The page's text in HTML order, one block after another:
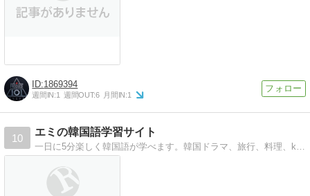
1869394
週間IN:1 週間OUT:6 月間IN:1
10
エミの韓国語学習サイト